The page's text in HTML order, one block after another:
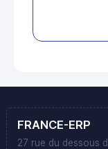
FRANCE-ERP
27 rue du dessous